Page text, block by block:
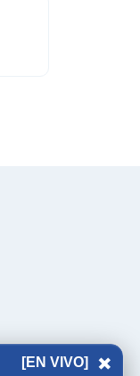
[EN VIVO] ×